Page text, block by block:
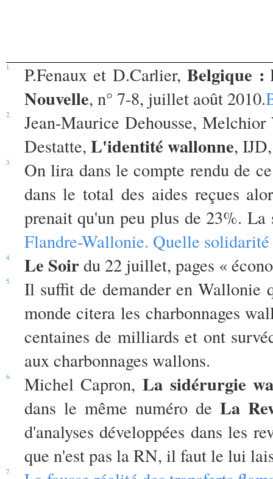
1. P.Fenaux et D.Carlier,Belgique :
Nouvelle, n° 7-8, juillet août 2010.
2.
Jean-Maurice Dehousse,
Destatte, L'identité wallonne,
3.
On lira dans le compte rendu de
dans le total des aides reçues
prenait qu'un peu plus de 23%.
Flandre-Wallonie. Quelle
4. Le Soirdu 22 juillet, pages «
5.
Il suffit de demander en Wallonie
monde citera les charbonnages
centaines de milliards et ont
aux charbonnages wallons.
6. Michel Capron, La sidérurgie
dans le même numéro de La
d'analyses développées dans les
que n'est pas la RN, il faut le lui
7.